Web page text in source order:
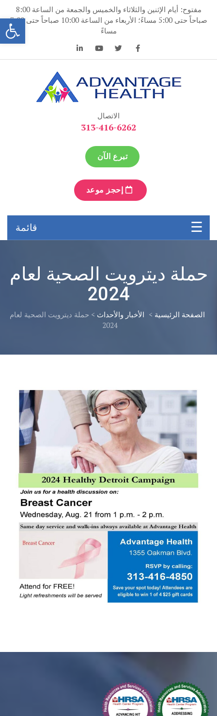
المحتوى
مفتوح: أيام الإثنين والثلاثاء والخميس والجمعة من الساعة 8:00
صباحاً حتى 5:00 مساءً؛ الأربعاء من الساعة 10:00 صباحاً حتى 7:00
مساءً
الاتصال
313-416-6262
تبرع الآن
إحجز موعد
قائمة
حملة ديترويت الصحية لعام
2024
الصفحة الرئيسية > الأخبار والأحداث > حملة ديترويت الصحية لعام
2024